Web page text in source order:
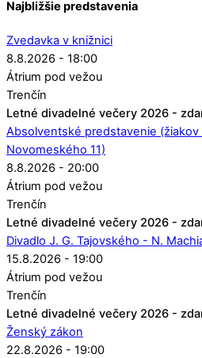
Najbližšie predstavenia
Zvedavka v knižnici
8.8.2026 - 18:00
Átrium pod vežou
Trenčín
Letné divadelné večery 2026 -
Absolventské predstavenie (žiakov
Novomeského 11)
8.8.2026 - 20:00
Átrium pod vežou
Trenčín
Letné divadelné večery 2026 -
Divadlo J. G. Tajovského - N.
15.8.2026 - 19:00
Átrium pod vežou
Trenčín
Letné divadelné večery 2026 -
Ženský zákon
22.8.2026 - 19:00